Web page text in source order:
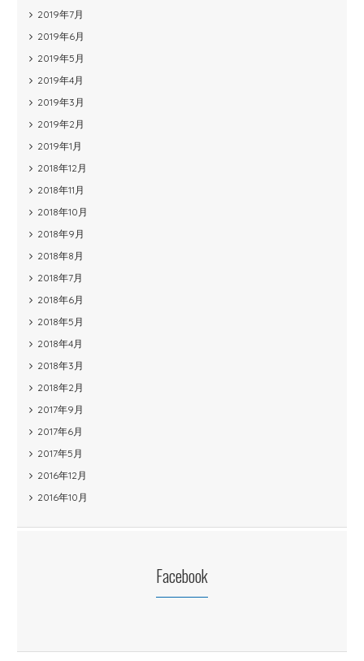
2019年7月
2019年6月
2019年5月
2019年4月
2019年3月
2019年2月
2019年1月
2018年12月
2018年11月
2018年10月
2018年9月
2018年8月
2018年7月
2018年6月
2018年5月
2018年4月
2018年3月
2018年2月
2017年9月
2017年6月
2017年5月
2016年12月
2016年10月
Facebook